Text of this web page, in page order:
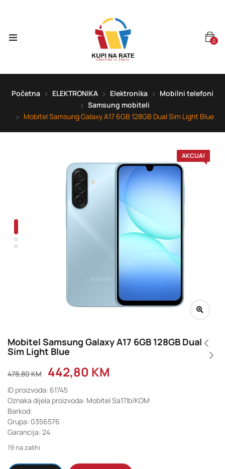
0
Početna ELEKTRONIKA Elektronika
Mobilni telefoni
Samsung mobiteli
Mobitel Samsung Galaxy A17 6GB 128GB Dual Sim Light Blue
AKCIJA!
Mobitel Samsung Galaxy A17 6GB 128GB Dual
Sim Light Blue
478,80KM 442,80 KM
ID proizvoda: 61745
Oznaka dijela proizvoda: Mobitel Sa17lb/KOM
Barkod:
Grupa: 0356576
Garancija: 24
19 na zalihi